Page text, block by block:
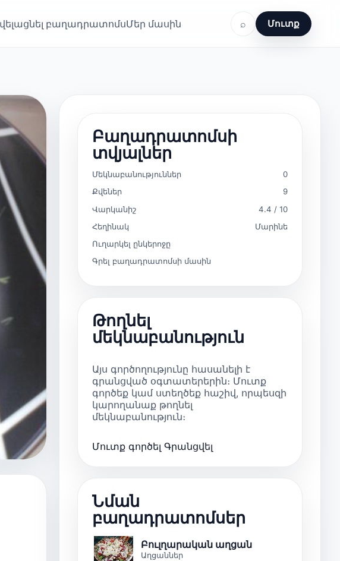
բաղադրատոմսՄեր մասին ⌕ Մուտք
Բաղադրատոմսի
տվյալներ
Մեկնաբանություններ
0
Քվեներ
9
Վարկանիշ
4.4 / 10
Հեղինակ
Մարինե
Ուղարկել ընկերոջը
Գրել բաղադրատոմսի մասին
Թողնել
մեկնաբանություն
Այս գործողությունը հասանելի է
գրանցված օգտատերերին։ Մուտք
գործեք կամ ստեղծեք հաշիվ, որպեսզի
կարողանաք թողնել
մեկնաբանություն։
Մուտք գործել Գրանցվել
Նման
բաղադրատոմսեր
Բուլղարական աղցան
Աղցաններ